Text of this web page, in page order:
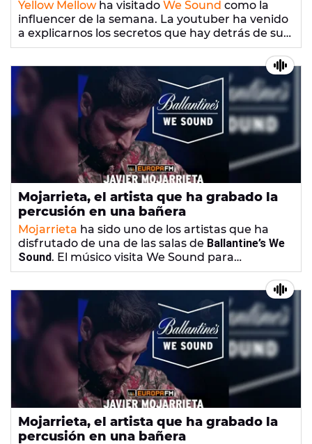
Yellow Mellowha visitado We Sound como la
influencer de la semana. La youtuber ha venido
a explicarnos los secretos que hay detrás de su
lanzamiento discográfico comoMelo Morenoy su
Mojarrieta, el artista que ha grabado la
percusión en una bañera
Mojarrieta ha sido uno de los artistas que ha
disfrutado de una de las salas de Ballantine’s We
Sound. El músico visita We Sound para
explicarnos su experiencia y también sus
Mojarrieta, el artista que ha grabado la
percusión en una bañera